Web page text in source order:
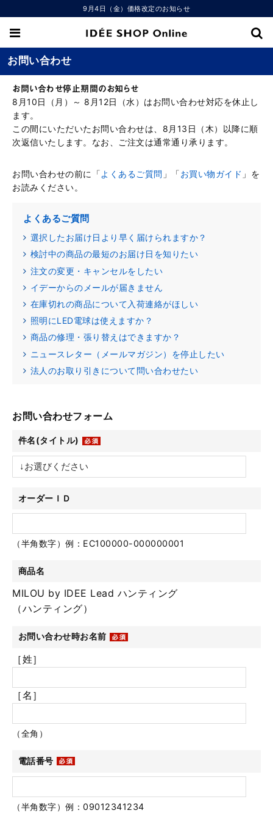
9月4日（金）価格改定のお知らせ
お問い合わせ
お問い合わせ停止期間のお知らせ
8月10日（月）～ 8月12日（水）はお問い合わせ対応を休止し
ます。
この間にいただいたお問い合わせは、8月13日（木）以降に順
次返信いたします。なお、ご注文は通常通り承ります。
お問い合わせの前に「よくあるご質問 」「お買い物ガイド 」を
お読みください。
よくあるご質問
選択したお届け日より早く届けられますか？
検討中の商品の最短のお届け日を知りたい
注文の変更・キャンセルをしたい
イデーからのメールが届きません
在庫切れの商品について入荷連絡がほしい
照明にLED電球は使えますか？
商品の修理・張り替えはできますか？
ニュースレター（メールマガジン）を停止したい
法人のお取り引きについて問い合わせたい
お問い合わせフォーム
件名(タイトル)
オーダーＩＤ
（半角数字）例：EC100000-000000001
商品名
MILOU by IDEE Lead ハンティング
（ハンティング）
お問い合わせ時お名前
［姓］
［名］
（全角）
電話番号
（半角数字）例：09012341234